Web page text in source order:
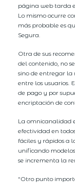
página web tarda
Lo mismo ocurre
más probable es
Segura.
Otra de sus
del contenido, no
sino de entregar
entre los usuarios.
de pago y por
encriptación de
La omnicanalidad
efectividad en
fáciles y rápidos a
unificando
se incrementa la
“Otro punto